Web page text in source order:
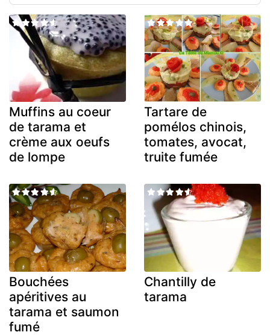
Muffins au coeur
de tarama et
crème aux oeufs
de lompe
Tartare de
pomélos chinois,
tomates, avocat,
truite fumée
Bouchées
apéritives au
tarama et saumon
fumé
Chantilly de
tarama